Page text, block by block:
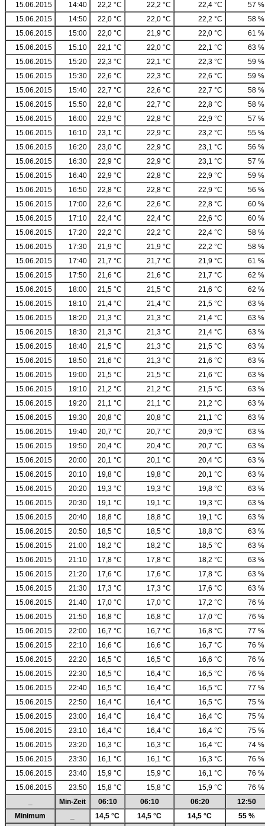
15.06.2015
14:40 22,2 °C 22,2 °C 22,4 °C
57 %
15.06.2015
14:50 22,0 °C 22,0 °C 22,2 °C
58 %
15.06.2015
15:00 22,0 °C 21,9 °C 22,0 °C
61 %
15.06.2015
15:10 22,1 °C 22,0 °C 22,1 °C
63 %
15.06.2015
15:20 22,3 °C 22,1 °C 22,3 °C
59 %
15.06.2015
15:30 22,6 °C 22,3 °C 22,6 °C
59 %
15.06.2015
15:40 22,7 °C 22,6 °C 22,7 °C
58 %
15.06.2015
15:50 22,8 °C 22,7 °C 22,8 °C
58 %
15.06.2015
16:00 22,9 °C 22,8 °C 22,9 °C
57 %
15.06.2015
16:10 23,1 °C 22,9 °C 23,2 °C
55 %
15.06.2015
16:20 23,0 °C 22,9 °C 23,1 °C
56 %
15.06.2015
16:30 22,9 °C 22,9 °C 23,1 °C
57 %
15.06.2015
16:40 22,9 °C 22,8 °C 22,9 °C
59 %
15.06.2015
16:50 22,8 °C 22,8 °C 22,9 °C
56 %
15.06.2015
17:00 22,6 °C 22,6 °C 22,8 °C
60 %
15.06.2015
17:10 22,4 °C 22,4 °C 22,6 °C
60 %
15.06.2015
17:20 22,2 °C 22,2 °C 22,4 °C
58 %
15.06.2015
17:30 21,9 °C 21,9 °C 22,2 °C
58 %
15.06.2015
17:40 21,7 °C 21,7 °C 21,9 °C
61 %
15.06.2015
17:50 21,6 °C 21,6 °C 21,7 °C
62 %
15.06.2015
18:00 21,5 °C 21,5 °C 21,6 °C
62 %
15.06.2015
18:10 21,4 °C 21,4 °C 21,5 °C
63 %
15.06.2015
18:20 21,3 °C 21,3 °C 21,4 °C
63 %
15.06.2015
18:30 21,3 °C 21,3 °C 21,4 °C
63 %
15.06.2015
18:40 21,5 °C 21,3 °C 21,5 °C
63 %
15.06.2015
18:50 21,6 °C 21,3 °C 21,6 °C
63 %
15.06.2015
19:00 21,5 °C 21,5 °C 21,6 °C
63 %
15.06.2015
19:10 21,2 °C 21,2 °C 21,5 °C
63 %
15.06.2015
19:20 21,1 °C 21,1 °C 21,2 °C
63 %
15.06.2015
19:30 20,8 °C 20,8 °C 21,1 °C
63 %
15.06.2015
19:40 20,7 °C 20,7 °C 20,9 °C
63 %
15.06.2015
19:50 20,4 °C 20,4 °C 20,7 °C
63 %
15.06.2015
20:00 20,1 °C 20,1 °C 20,4 °C
63 %
15.06.2015
20:10 19,8 °C 19,8 °C 20,1 °C
63 %
15.06.2015
20:20 19,3 °C 19,3 °C 19,8 °C
63 %
15.06.2015
20:30 19,1 °C 19,1 °C 19,3 °C
63 %
15.06.2015
20:40 18,8 °C 18,8 °C 19,1 °C
63 %
15.06.2015
20:50 18,5 °C 18,5 °C 18,8 °C
63 %
15.06.2015
21:00 18,2 °C 18,2 °C 18,5 °C
63 %
15.06.2015
21:10 17,8 °C 17,8 °C 18,2 °C
63 %
15.06.2015
21:20 17,6 °C 17,6 °C 17,8 °C
63 %
15.06.2015
21:30 17,3 °C 17,3 °C 17,6 °C
63 %
15.06.2015
21:40 17,0 °C 17,0 °C 17,2 °C
76 %
15.06.2015
21:50 16,8 °C 16,8 °C 17,0 °C
76 %
15.06.2015
22:00 16,7 °C 16,7 °C 16,8 °C
77 %
15.06.2015
22:10 16,6 °C 16,6 °C 16,7 °C
76 %
15.06.2015
22:20 16,5 °C 16,5 °C 16,6 °C
76 %
15.06.2015
22:30 16,5 °C 16,4 °C 16,5 °C
76 %
15.06.2015
22:40 16,5 °C 16,4 °C 16,5 °C
77 %
15.06.2015
22:50 16,4 °C 16,4 °C 16,5 °C
75 %
15.06.2015
23:00 16,4 °C 16,4 °C 16,4 °C
75 %
15.06.2015
23:10 16,4 °C 16,4 °C 16,4 °C
75 %
15.06.2015
23:20 16,3 °C 16,3 °C 16,4 °C
74 %
15.06.2015
23:30 16,1 °C 16,1 °C 16,3 °C
76 %
15.06.2015
23:40 15,9 °C 15,9 °C 16,1 °C
76 %
15.06.2015
23:50 15,8 °C 15,8 °C 15,9 °C
76 %
Min-Zeit 06:10 06:10 06:20
12:50
Minimum
14,5 °C 14,5 °C 14,5 °C 55 %